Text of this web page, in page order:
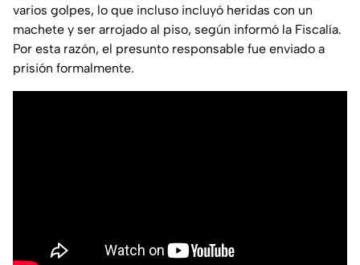
varios golpes, lo que incluso incluyó heridas con un
machete y ser arrojado al piso, según informó la Fiscalía.
Por esta razón, el presunto responsable fue enviado a
prisión formalmente.